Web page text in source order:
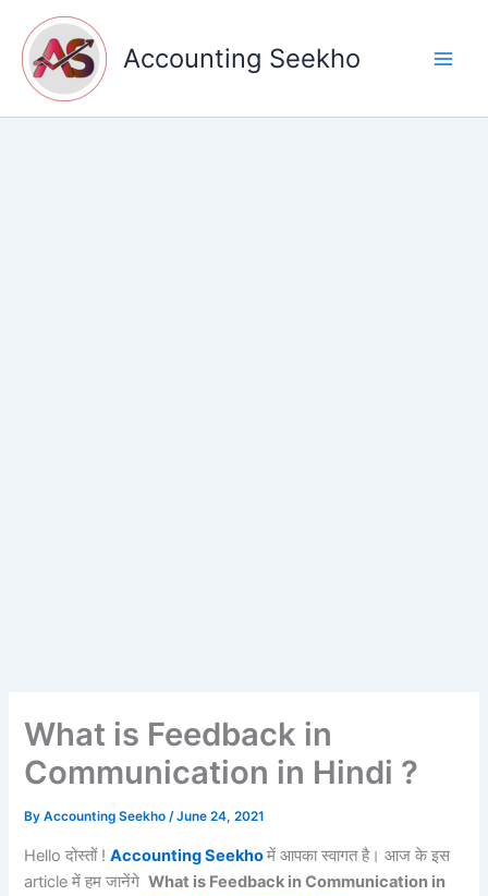
content
Accounting Seekho
What is Feedback in
Communication in Hindi ?
ByAccounting Seekho/June 24, 2021
Hello दोस्तों !Accounting Seekhoमें आपका स्वागत है। आज के इस
article में हम जानेंगेWhat is Feedback in Communication in